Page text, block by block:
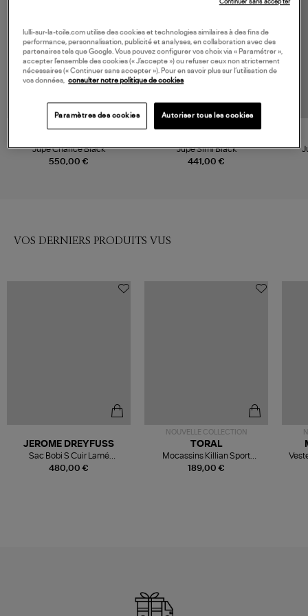
550,00 €
Jupe Chance Black
441,00 €
Jupe Simi Black
VOS DERNIERS PRODUITS VUS
480,00 €
JEROME DREYFUSS
Sac Bobi S Cuir Lamé
Champagne
NOUVELLE COLLECTION
189,00 €
TORAL
Mocassins Killian Sport
Mousse
lulli-sur-la-toile.com utilise des cookies et technologies similaires à des fins de
performance, personnalisation, publicité et analyses, en collaboration avec des
partenaires tels que Google. Vous pouvez configurer vos choix via « Paramétrer »,
accepter l’ensemble des cookies (« J’accepte ») ou refuser ceux non strictement
nécessaires (« Continuer sans accepter »). Pour en savoir plus sur l’utilisation de
vos données,
consulter notre politique de cookies
Paramètres des cookies Autoriser tous les cookies
Continuer sans accepter